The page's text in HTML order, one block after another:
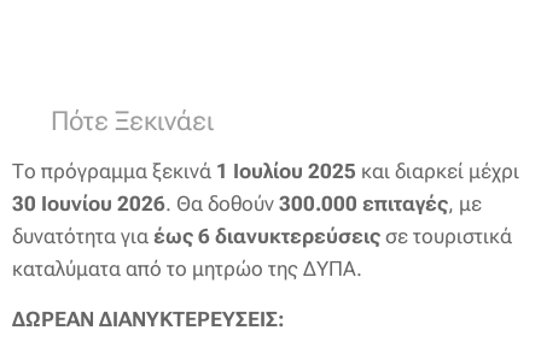
📅 Πότε Ξεκινάει
Το πρόγραμμα ξεκινά 1 Ιουλίου 2025 και διαρκεί μέχρι
30 Ιουνίου 2026. Θα δοθούν 300.000 επιταγές, με
δυνατότητα για έως 6 διανυκτερεύσεις σε τουριστικά
καταλύματα από το μητρώο της ΔΥΠΑ.
ΔΩΡΕΑΝ ΔΙΑΝΥΚΤΕΡΕΥΣΕΙΣ: